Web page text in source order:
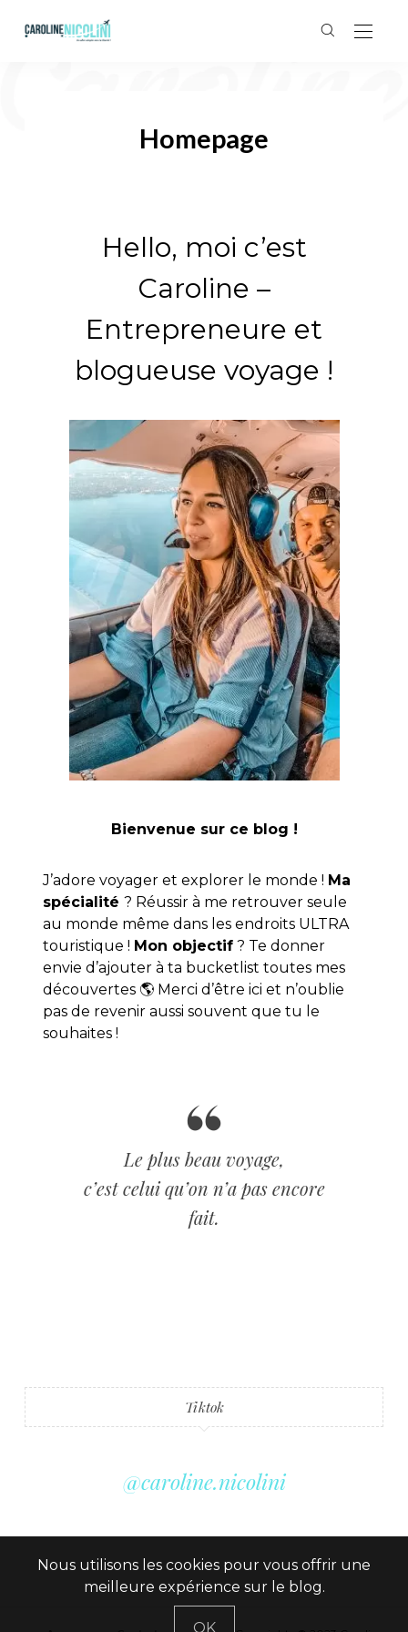
Homepage
Hello, moi c’est
Caroline –
Entrepreneure et
blogueuse voyage !
Bienvenue sur ce blog !
J’adore voyager et explorer le monde ! Ma
spécialité? Réussir à me retrouver seule
au monde même dans les endroits ULTRA
touristique ! Mon objectif ? Te donner
envie d’ajouter à ta bucketlist toutes mes
découvertes 🌎 Merci d’être ici et n’oublie
pas de revenir aussi souvent que tu le
souhaites !
Le plus beau voyage,
c’est celui qu’on n’a pas encore
fait.
Tiktok
@caroline.nicolini
Nous utilisons les cookies pour vous offrir une
meilleure expérience sur le blog.
OK